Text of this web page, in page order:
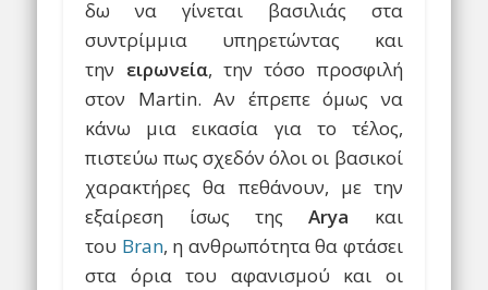
δω να γίνεται βασιλιάς στα
συντρίμμια υπηρετώντας και
την ειρωνεία, την τόσο προσφιλή
στον Martin. Αν έπρεπε όμως να
κάνω μια εικασία για το τέλος,
πιστεύω πως σχεδόν όλοι οι βασικοί
χαρακτήρες θα πεθάνουν, με την
εξαίρεση ίσως τηςArya και
του Bran, η ανθρωπότητα θα φτάσει
στα όρια του αφανισμού και οι